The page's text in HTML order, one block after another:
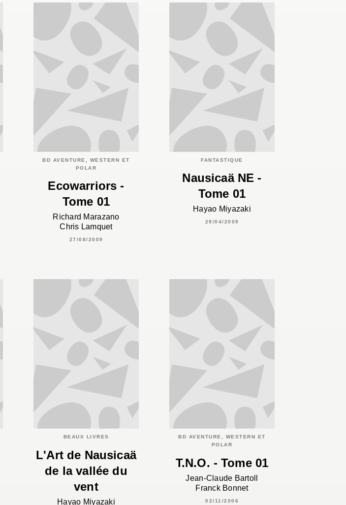
BD AVENTURE, WESTERN ET
POLAR
Ecowarriors -
Tome 01
Richard Marazano
Chris Lamquet
27/08/2009
FANTASTIQUE
Nausicaä NE -
Tome 01
Hayao Miyazaki
29/04/2009
BEAUX LIVRES
L'Art de Nausicaä
de la vallée du
vent
Hayao Miyazaki
BD AVENTURE, WESTERN ET
POLAR
T.N.O. - Tome 01
Jean-Claude Bartoll
Franck Bonnet
02/11/2006